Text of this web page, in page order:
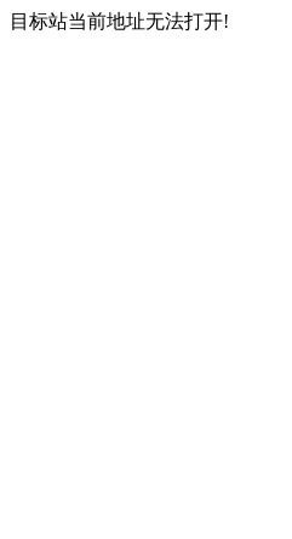
目标站当前地址无法打开!